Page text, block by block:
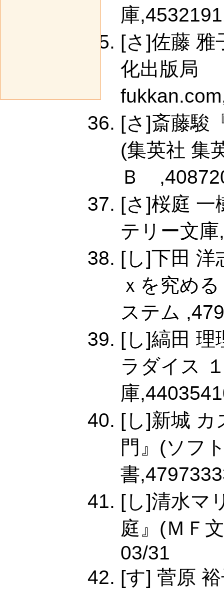
庫
[さ]佐藤 雅
化出版局
[さ]斎藤駿
(集英社 集
Ｂ
[さ]桜庭 一
テリー文
[し]下田 洋
ｘを究め
ステム
[し]縞田 理
ラダイス
庫
[し]新城 カ
門』(ソフ
書
[し]清水マ
庭』(ＭＦ
03/31
[す] 菅原